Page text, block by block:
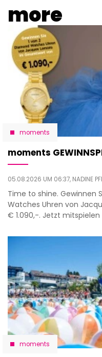
more
moments
moments
05.08.2026 UM 06:37, NADINE
Time to shine. Gewinnen
Watches Uhren von
€ 1.090,-. Jetzt mitspielen
moments